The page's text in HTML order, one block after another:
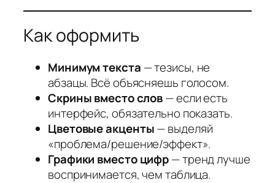
Как оформить
Минимум текста — тезисы, не
абзацы. Всё объясняешь голосом.
Скрины вместо слов— если есть
интерфейс, обязательно показать.
Цветовые акценты— выделяй
«проблема/решение/эффект».
Графики вместо цифр— тренд лучше
воспринимается, чем таблица.